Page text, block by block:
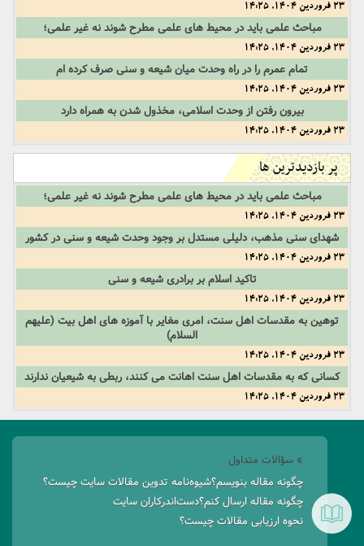
23 فروردین 1404, 14:25
مباحث علمی باید در محیط های علمی مطرح شوند نه غیر علمی؛
23 فروردین 1404, 14:25
تمام عمرم را در راه وحدت میان شیعه و سنی صرف کرده ام
23 فروردین 1404, 14:25
بیرون رفتن از وحدت اسلامی، مخذول شدن به همراه دارد
23 فروردین 1404, 14:25
پر بازدیدترین ها
مباحث علمی باید در محیط های علمی مطرح شوند نه غیر علمی؛
23 فروردین 1404, 14:25
شهدای سنی مذهب، دلیلی مستدل بر وجود وحدت شیعه و سنی در کشور
23 فروردین 1404, 14:25
تاکید اسلام بر برادری شیعه و سنی
23 فروردین 1404, 14:25
توهین به مقدسات اهل سنت، امری مغایر با آموزه های اهل بیت (علیهم
السلام)
23 فروردین 1404, 14:25
کسانی که به مقدسات اهل سنت اهانت می کنند، ربطی به شیعیان ندارند
23 فروردین 1404, 14:25
» سؤالات متداول
چگونه مقاله بنویسم؟شیوه‌نامه تدوین مقالات سایت چیست؟
چگونه مقاله ارسال کنم؟دست‌اندرکاران سایت
نحوه ارزیابی مقالات چیست؟